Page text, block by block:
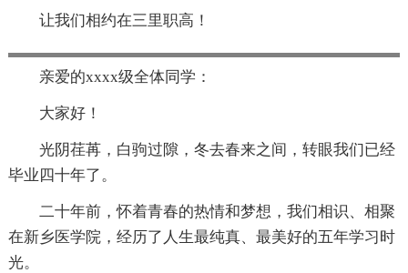
让我们相约在三里职高！
亲爱的xxxx级全体同学：
大家好！
光阴荏苒，白驹过隙，冬去春来之间，转眼我们已经
毕业四十年了。
二十年前，怀着青春的热情和梦想，我们相识、相聚
在新乡医学院，经历了人生最纯真、最美好的五年学习时
光。